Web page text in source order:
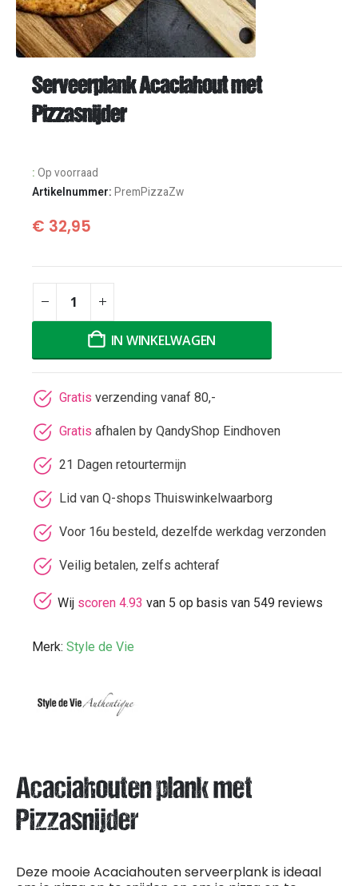
Serveerplank Acaciahout met
Pizzasnijder
: Op voorraad
Artikelnummer: PremPizzaZw
€ 32,95
IN WINKELWAGEN
Gratis verzending vanaf 80,-
Gratis afhalen by QandyShop Eindhoven
21 Dagen retourtermijn
Lid van Q-shops Thuiswinkelwaarborg
Voor 16u besteld, dezelfde werkdag verzonden
Veilig betalen, zelfs achteraf
Wijscoren 4.93 van 5 op basis van 549 reviews
Merk: Style de Vie
Acaciahouten plank met
Pizzasnijder
Deze mooie Acaciahouten serveerplank is ideaal